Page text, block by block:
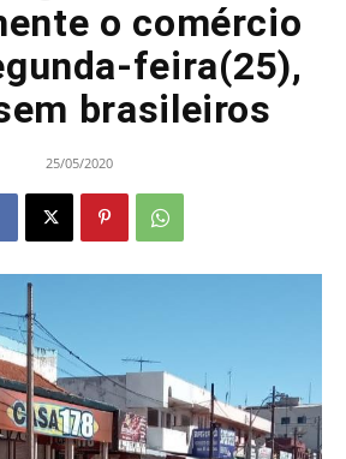
o comércio
feira(25),
brasileiros
25/05/2020